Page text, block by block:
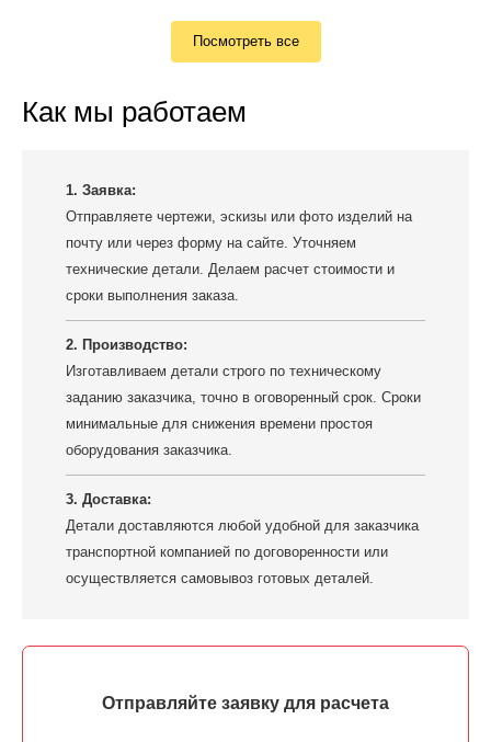
Посмотреть все
Как мы работаем
1. Заявка:
Отправляете чертежи, эскизы или фото изделий на
почту или через форму на сайте. Уточняем
технические детали. Делаем расчет стоимости и
сроки выполнения заказа.
2. Производство:
Изготавливаем детали строго по техническому
заданию заказчика, точно в оговоренный срок. Сроки
минимальные для снижения времени простоя
оборудования заказчика.
3. Доставка:
Детали доставляются любой удобной для заказчика
транспортной компанией по договоренности или
осуществляется самовывоз готовых деталей.
Отправляйте заявку для расчета